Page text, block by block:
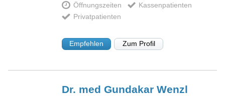
Öffnungszeiten
Kassenpatienten
Privatpatienten
Empfehlen Zum Profil
Dr. med GundakarWenzl